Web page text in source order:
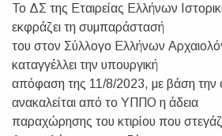
Το ΔΣ της Εταιρείας Ελλήνων
εκφράζει τη συμπαράστασή
του στον Σύλλογο Ελλήνων
καταγγέλλει την υπουργική
απόφαση της 11/8/2023, με βάση την
ανακαλείται από το ΥΠΠΟ η άδεια
παραχώρησης του κτιρίου που